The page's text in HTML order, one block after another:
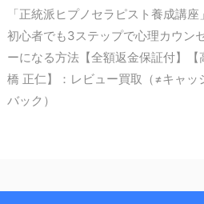
「正統派ヒプノセラピスト養成講座」
初心者でも3ステップで心理カウン
ーになる方法【全額返金保証付】【
橋 正仁】：レビュー買取（≠キャッ
バック）